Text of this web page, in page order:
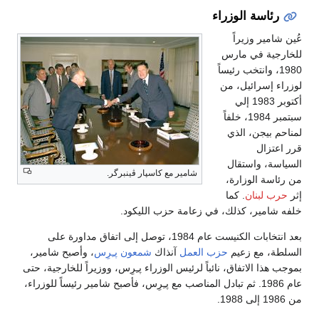
رئاسة الوزراء
شامير مع كاسپار ڤينبرگر.
شامير وزيراً
في مارس
1980، وانتخب رئيساً
إسرائيل، من
أكتوبر 1983 إلي
سبتمبر 1984، خلفاً
بيجن، الذي
اعتزال
واستقال
رئاسة الوزارة،
حرب لبنان. كما
شامير، كذلك، في زعامة حزب الليكود.
بعد انتخابات الكنيست عام 1984، توصل إلى اتفاق مداورة على
مع زعيم حزب العملآنذاكشمعون پـِرِس ، وأصبح شامير،
هذا الاتفاق، نائباً لرئيس الوزراء پـِرِس، ووزيراً للخارجية، حتى
عام 1986. ثم تبادل المناصب مع پـِرِس، فأصبح شامير رئيساً للوزراء،